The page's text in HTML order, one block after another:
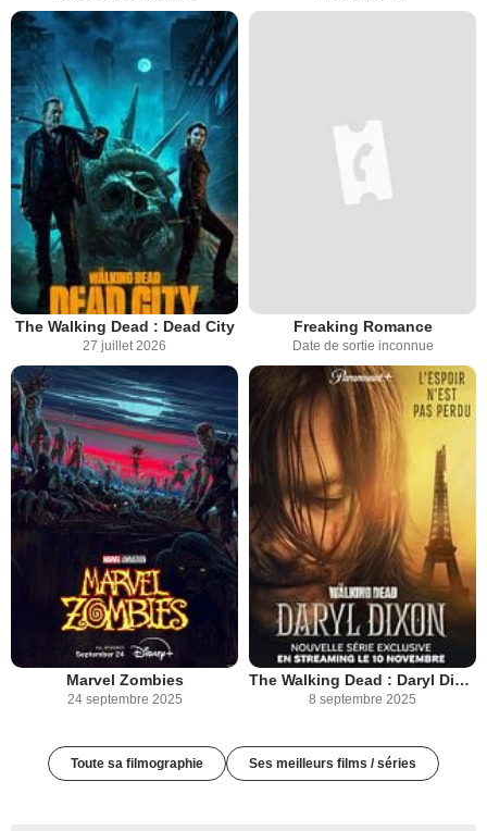
The Walking Dead : Dead City
27 juillet 2026
Freaking Romance
Date de sortie inconnue
Marvel Zombies
24 septembre 2025
The Walking Dead : Daryl Dixon
8 septembre 2025
Toute sa filmographie Ses meilleurs films / séries